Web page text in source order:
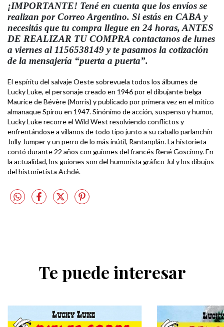
¡IMPORTANTE! Tené en cuenta que los envíos se
realizan por Correo Argentino. Si estás en CABA y
necesitás que tu compra llegue en 24 horas, ANTES
DE REALIZAR TU COMPRA contactanos de lunes
a viernes al 1156538149 y te pasamos la cotización
de la mensajería “puerta a puerta”.
El espíritu del salvaje Oeste sobrevuela todos los álbumes de
Lucky Luke, el personaje creado en 1946 por el dibujante belga
Maurice de Bévère (Morris) y publicado por primera vez en el mítico
almanaque Spirou en 1947. Sinónimo de acción, suspenso y humor,
Lucky Luke recorre el Wild West resolviendo conflictos y
enfrentándose a villanos de todo tipo junto a su caballo parlanchín
Jolly Jumper y un perro de lo más inútil, Rantanplán. La historieta
contó durante 22 años con guiones del francés René Goscinny. En
la actualidad, los guiones son del humorista gráfico Jul y los dibujos
del historietista Achdé.
Te puede interesar